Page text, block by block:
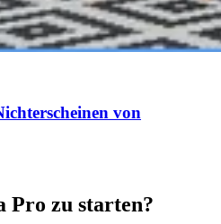
von
Pro zu starten?